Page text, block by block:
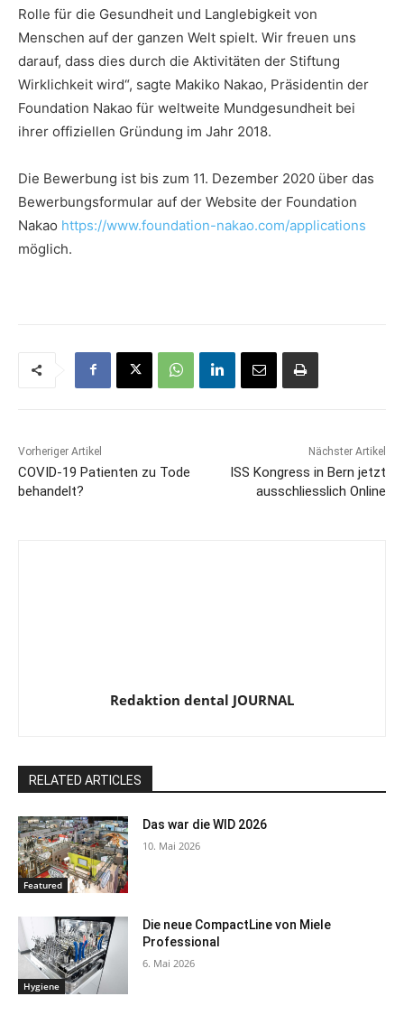
Rolle für die Gesundheit und Langlebigkeit von
Menschen auf der ganzen Welt spielt. Wir freuen uns
darauf, dass dies durch die Aktivitäten der Stiftung
Wirklichkeit wird“, sagte Makiko Nakao, Präsidentin der
Foundation Nakao für weltweite Mundgesundheit bei
ihrer offiziellen Gründung im Jahr 2018.
Die Bewerbung ist bis zum 11. Dezember 2020 über das
Bewerbungsformular auf der Website der Foundation
Nakao https://www.foundation-nakao.com/applications
möglich.
Vorheriger Artikel
COVID-19 Patienten zu Tode
behandelt?
Nächster Artikel
ISS Kongress in Bern jetzt
ausschliesslich Online
Redaktion dental JOURNAL
RELATED ARTICLES
Featured
Das war die WID 2026
10. Mai 2026
Hygiene
Die neue CompactLine von Miele
Professional
6. Mai 2026